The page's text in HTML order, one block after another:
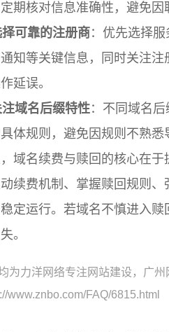
期核对信息准确性，避免因
择可靠的注册商 ：优先选择
知等关键信息，同时关注
延误。
注域名后缀特性：不同域名
体规则，避免因规则不熟悉
域名续费与赎回的核心在
续费机制、掌握赎回规则
定运行。若域名不慎进入
。
为力洋网络专注网站建设，广
www.znbo.com/FAQ/6815.html